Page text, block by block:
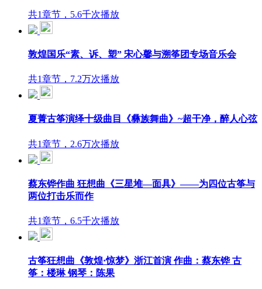
共1章节，5.6千次播放
敦煌国乐“素、诉、塑” 宋心馨与溯筝团专场音乐会
共1章节，7.2万次播放
夏菁古筝演绎十级曲目《彝族舞曲》~超干净，醉人心弦
共1章节，2.6万次播放
蔡东铧作曲 狂想曲《三星堆—面具》——为四位古筝与
两位打击乐而作
共1章节，6.5千次播放
古筝狂想曲《敦煌·惊梦》浙江首演 作曲：蔡东铧 古
筝：楼琳 钢琴：陈果